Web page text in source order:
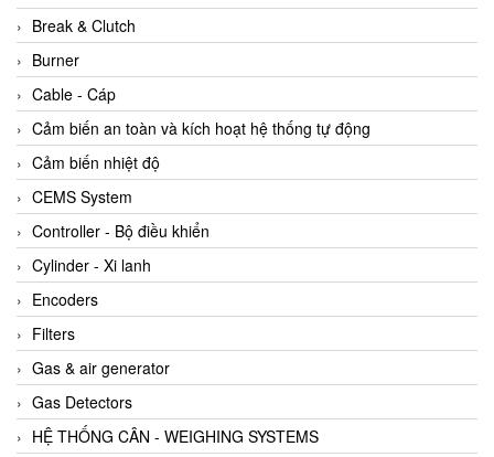
Break & Clutch
Burner
Cable - Cáp
Cảm biến an toàn và kích hoạt hệ thống tự động
Cảm biến nhiệt độ
CEMS System
Controller - Bộ điều khiển
Cylinder - Xi lanh
Encoders
Filters
Gas & air generator
Gas Detectors
HỆ THỐNG CÂN - WEIGHING SYSTEMS